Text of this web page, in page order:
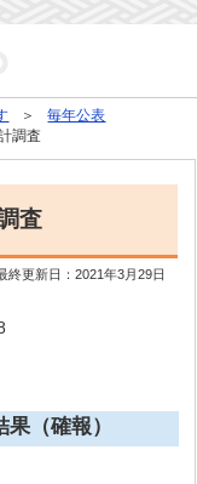
毎年公表
調査
査
終更新日：2021年3月29日
（確報）